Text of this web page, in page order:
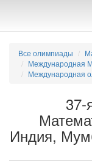
Все олимпиады
Международная
Международная
37-
Индия,